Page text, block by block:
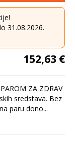
31.08.2026.
152,63 €
ZA ZDRAV
sredstava. Bez
paru dono...